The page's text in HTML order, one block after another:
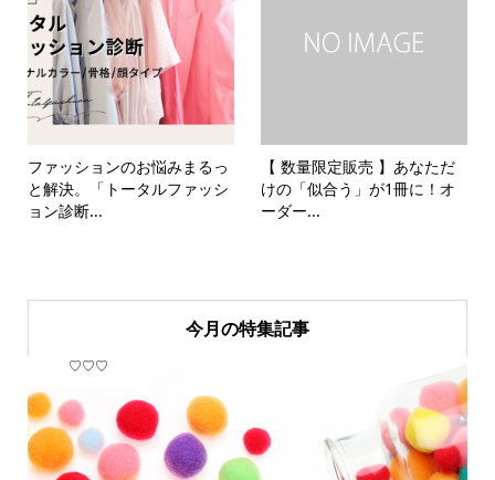
ファッションのお悩みまるっ
と解決。「トータルファッシ
ョン診断...
【 数量限定販売 】あなただ
けの「似合う」が1冊に！オ
ーダー...
今月の特集記事
♡♡♡